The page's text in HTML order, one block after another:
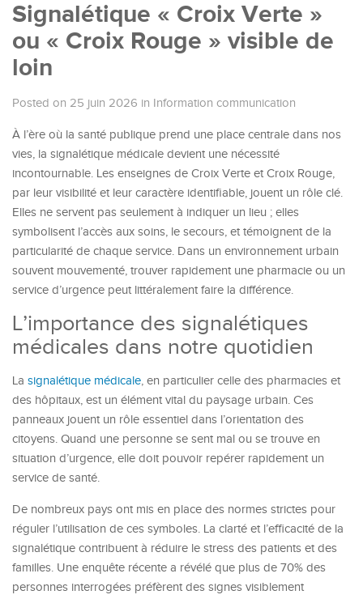
Signalétique « Croix Verte »
ou « Croix Rouge » visible de
loin
Posted on 25 juin 2026 in Information communication
À l’ère où la santé publique prend une place centrale dans nos
vies, la signalétique médicale devient une nécessité
incontournable. Les enseignes de Croix Verte et Croix Rouge,
par leur visibilité et leur caractère identifiable, jouent un rôle clé.
Elles ne servent pas seulement à indiquer un lieu ; elles
symbolisent l’accès aux soins, le secours, et témoignent de la
particularité de chaque service. Dans un environnement urbain
souvent mouvementé, trouver rapidement une pharmacie ou un
service d’urgence peut littéralement faire la différence.
L’importance des signalétiques
médicales dans notre quotidien
La signalétique médicale, en particulier celle des pharmacies et
des hôpitaux, est un élément vital du paysage urbain. Ces
panneaux jouent un rôle essentiel dans l’orientation des
citoyens. Quand une personne se sent mal ou se trouve en
situation d’urgence, elle doit pouvoir repérer rapidement un
service de santé.
De nombreux pays ont mis en place des normes strictes pour
réguler l’utilisation de ces symboles. La clarté et l’efficacité de la
signalétique contribuent à réduire le stress des patients et des
familles. Une enquête récente a révélé que plus de 70% des
personnes interrogées préfèrent des signes visiblement